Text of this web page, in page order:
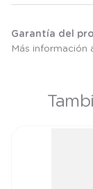
Garantía del
Más información